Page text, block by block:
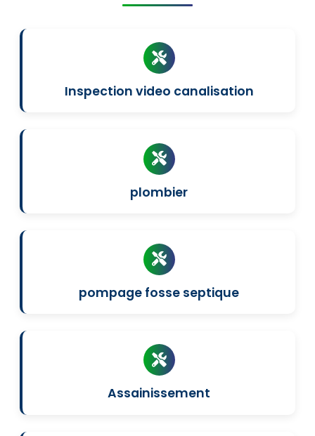
Inspection video canalisation
plombier
pompage fosse septique
Assainissement